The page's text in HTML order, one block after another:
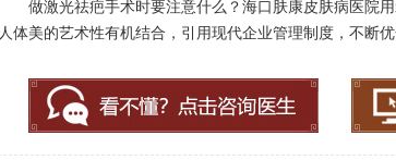
做激光祛疤手术时要注意什么？海口肤康皮肤病医院
人体美的艺术性有机结合，引用现代企业管理制度，不断